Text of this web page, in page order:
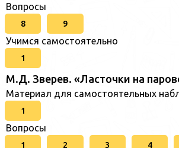
Вопросы
8 9
Учимся самостоятельно
1
М.Д. Зверев. «Ласточки на
Материал для самостоятельных
1
Вопросы
1 2 3 4